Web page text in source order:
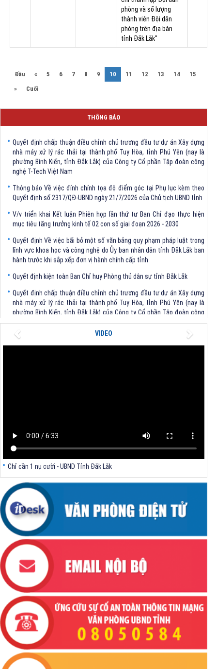
phòng và số lượng
thành viên Đội dân
phòng trên địa bàn
tỉnh Đắk Lắk"
Đầu « 5 6 7 8 9 10 (current)
11 12 13 14
15
»
Cuối
THÔNG BÁO
Quyết định Về việc bãi bỏ một số văn bảng quy phạm pháp luật trong
lĩnh vực khoa học và công nghệ do Ủy ban nhân dân tỉnh Đắk Lắk ban
Quyết định kiện toàn Ban Chỉ huy Phòng thủ dân sự tỉnh Đắk Lắk
nhà máy xử lý rác thải tại thành phố Tuy Hòa, tỉnh Phú Yên (nay là
phường Bình Kiến, tỉnh Đắk Lắk) của Công ty Cổ phần Tập đoàn công
nghệ T-Tech Việt Nam
Quyết định số 2317/QĐ-UBND ngày 21/7/2026 của Chủ tịch UBND tỉnh
mục tiêu tăng trưởng kinh tế 02 con số giai đoạn 2026 - 2030
lĩnh vực khoa học và công nghệ do Ủy ban nhân dân tỉnh Đắk Lắk ban
hành trước khi sắp xếp đơn vị hành chính cấp tỉnh
nhà máy xử lý rác thải tại thành phố Tuy Hòa, tỉnh Phú Yên (nay là
phường Bình Kiến, tỉnh Đắk Lắk) của Công ty Cổ phần Tập đoàn công
nghệ T-Tech Việt Nam
Thông báo Về việc đính chính tọa độ điểm góc tại Phụ lục kèm theo
Quyết định số 2317/QĐ-UBND ngày 21/7/2026 của Chủ tịch UBND tỉnh
VIDEO
Previous Next
Chỉ cần 1 nụ cười - UBND Tỉnh Đắk Lắk